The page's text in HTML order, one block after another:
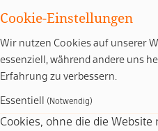
Cookie-Einstellungen
Wir nutzen Cookies auf unserer
essenziell, während andere uns
Erfahrung zu verbessern.
Essentiell (Notwendig)
Cookies, ohne die die